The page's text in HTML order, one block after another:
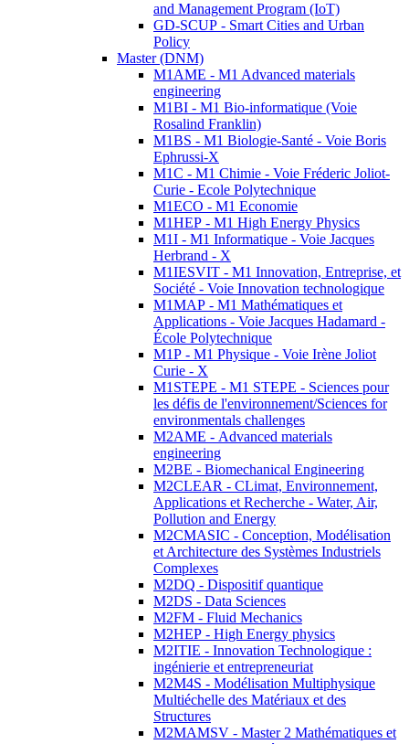
and Management Program (IoT)
GD-SCUP - Smart Cities and Urban
Policy
Master (DNM)
M1AME - M1 Advanced materials
engineering
M1BI - M1 Bio-informatique (Voie
Rosalind Franklin)
M1BS - M1 Biologie-Santé - Voie Boris
Ephrussi-X
M1C - M1 Chimie - Voie Fréderic Joliot-
Curie - Ecole Polytechnique
M1ECO - M1 Economie
M1HEP - M1 High Energy Physics
M1I - M1 Informatique - Voie Jacques
Herbrand - X
M1IESVIT - M1 Innovation, Entreprise, et
Société - Voie Innovation technologique
M1MAP - M1 Mathématiques et
Applications - Voie Jacques Hadamard -
École Polytechnique
M1P - M1 Physique - Voie Irène Joliot
Curie - X
M1STEPE - M1 STEPE - Sciences pour
les défis de l'environnement/Sciences for
environmentals challenges
M2AME - Advanced materials
engineering
M2BE - Biomechanical Engineering
M2CLEAR - CLimat, Environnement,
Applications et Recherche - Water, Air,
Pollution and Energy
M2CMASIC - Conception, Modélisation
et Architecture des Systèmes Industriels
Complexes
M2DQ - Dispositif quantique
M2DS - Data Sciences
M2FM - Fluid Mechanics
M2HEP - High Energy physics
M2ITIE - Innovation Technologique :
ingénierie et entrepreneuriat
M2M4S - Modélisation Multiphysique
Multiéchelle des Matériaux et des
Structures
M2MAMSV - Master 2 Mathématiques et